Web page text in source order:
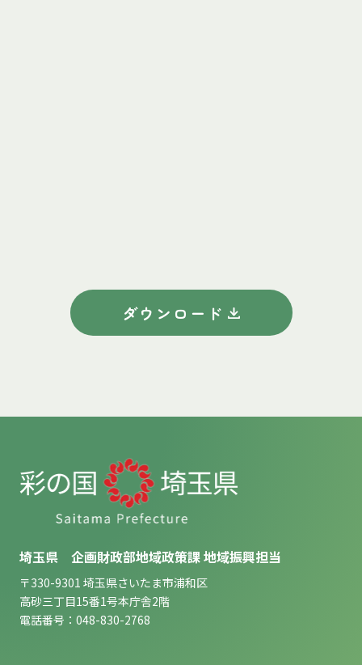
ダウンロード
埼玉県 企画財政部地域政策課 地域振興担当
〒330-9301 埼玉県さいたま市浦和区
高砂三丁目15番1号本庁舎2階
電話番号：048-830-2768